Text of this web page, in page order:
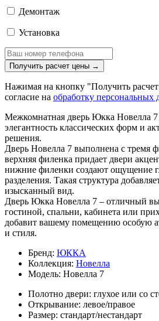
Демонтаж
Установка
Получить расчет цены →
Нажимая на кнопку "Получить
согласие на обработку персональных
Межкомнатная дверь Юкка Новелла 7
элегантность классических форм и
решения.
Дверь Новелла 7 выполнена с тремя
верхняя филенка придает двери
нижние филенки создают ощущение
разделения. Такая структура
изысканный вид.
Дверь Юкка Новелла 7 – отличный
гостиной, спальни, кабинета или
добавит вашему помещению особую
и стиля.
Бренд: ЮККА
Коллекция: Новелла
Модель: Новелла 7
Полотно двери: глухое или со
Открывание: левое/правое
Размер: стандарт/нестандарт